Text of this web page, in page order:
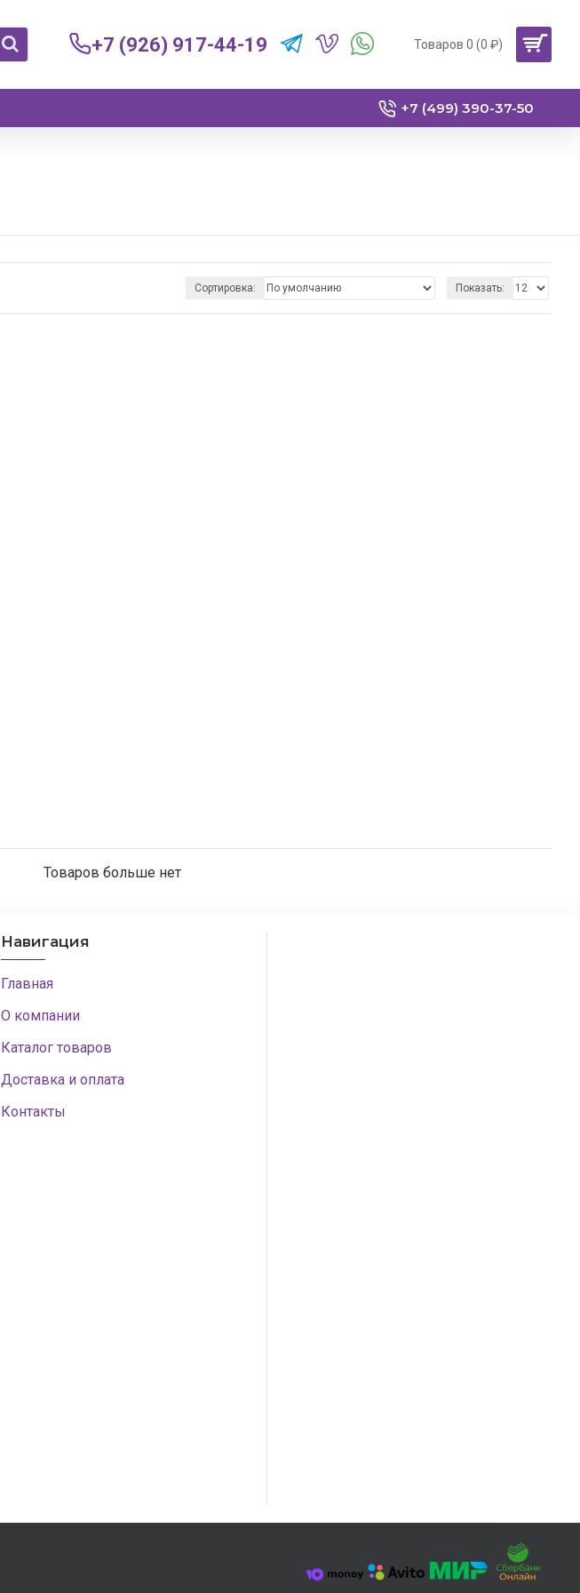
+7 (926) 917-44-19 Товаров 0 (0 ₽)
+7 (499) 390-37-50
Сортировка: Показать:
Товаров больше нет
Навигация
Главная
О компании
Каталог товаров
Доставка и оплата
Контакты